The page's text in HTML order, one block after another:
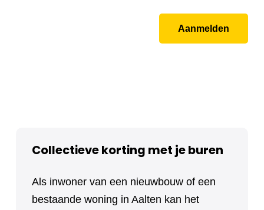
Aanmelden
Collectieve korting met je buren
Als inwoner van een nieuwbouw of een
bestaande woning in Aalten kan het